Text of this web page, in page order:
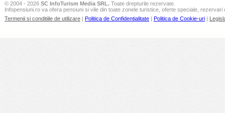
© 2004 - 2026 SC InfoTurism Media SRL. Toate drepturile rezervate.
Infopensiuni.ro va ofera pensiuni si vile din toate zonele turistice, oferte speciale, rezervari
Termenii si conditiile de utilizare | Politica de Confidentialitate | Politica de Cookie-uri |